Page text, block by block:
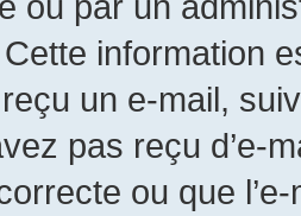
information
un e-mail,
pas reçu d’e-
ou que